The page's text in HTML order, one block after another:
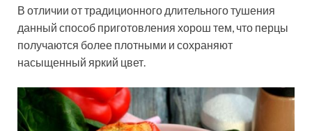
В отличии от традиционного длительного тушения
данный способ приготовления хорош тем, что перцы
получаются более плотными и сохраняют
насыщенный яркий цвет.